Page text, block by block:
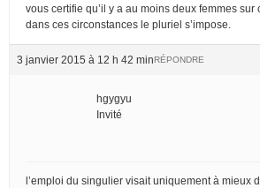
vous certifie qu’il y a au moins deux femmes sur
dans ces circonstances le pluriel s’impose.
3 janvier 2015 à 12 h 42 minRÉPONDRE
hgygyu
Invité
l’emploi du singulier visait uniquement à mieux